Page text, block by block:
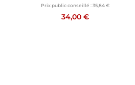
Prix public conseillé :35,84 €
34,00 €